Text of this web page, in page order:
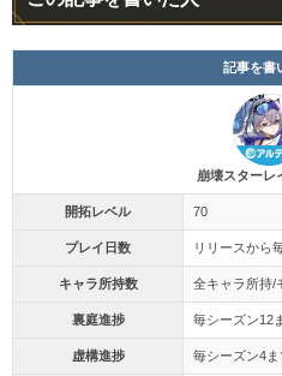
記事を書
崩壊スターレ
開拓レベル 70
プレイ日数 リリースから
キャラ所持数 全キャラ所持/
裏庭進捗 毎シーズン12
虚構進捗 毎シーズン4